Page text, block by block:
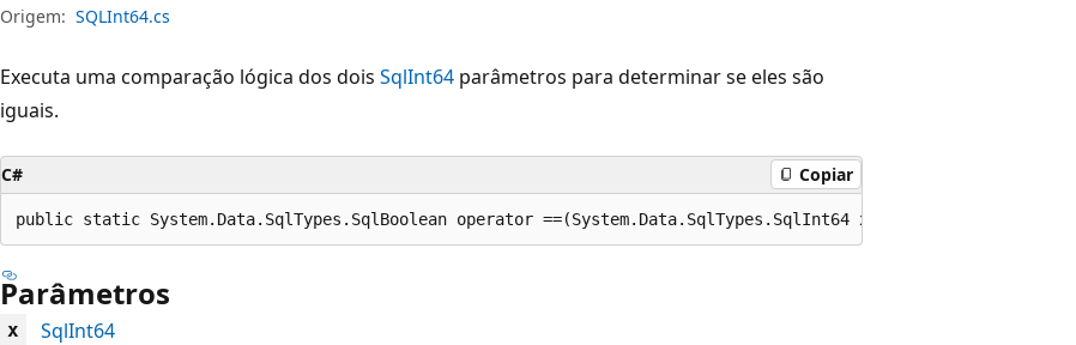
Origem: SQLInt64.cs
Executa uma comparação lógica dos dois SqlInt64 parâmetros para determinar se eles são
iguais.
C# Copiar
public static System.Data.SqlTypes.SqlBoolean operator ==(System.Data.SqlTypes.SqlInt64 x,
Parâmetros
x
SqlInt64